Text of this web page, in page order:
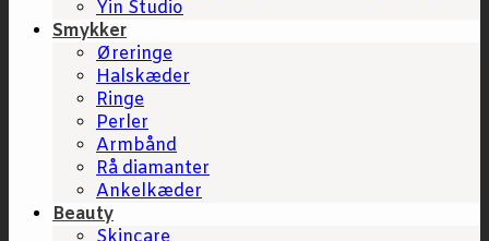
Yin Studio
Smykker
Øreringe
Halskæder
Ringe
Perler
Armbånd
Rå diamanter
Ankelkæder
Beauty